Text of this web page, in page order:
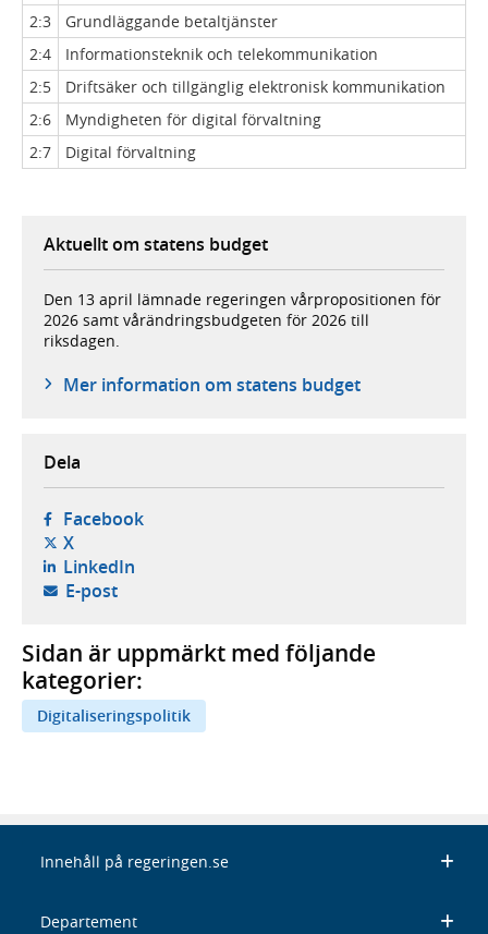
2:3
Grundläggande betaltjänster
2:4
Informationsteknik och telekommunikation
2:5
Driftsäker och tillgänglig elektronisk kommunikation
2:6
Myndigheten för digital förvaltning
2:7
Digital förvaltning
Aktuellt om statens budget
Den 13 april lämnade regeringen vårpropositionen för
2026 samt vårändringsbudgeten för 2026 till
riksdagen.
Mer information om statens budget
Dela
Facebook- öppnas i ny flik, extern webbplats,
X- öppnas i ny flik, extern webbplats,
LinkedIn- öppnas i ny flik, extern webbplats,
E-post- öppnar din e-postklient,
Sidan är uppmärkt med följande
kategorier:
Digitaliseringspolitik
Innehåll på regeringen.se
Departement